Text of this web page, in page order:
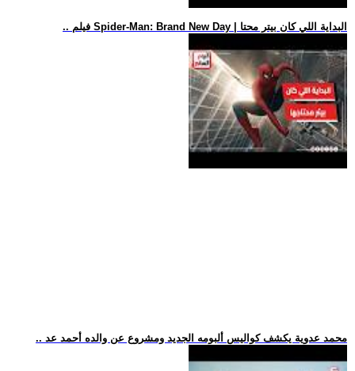
.. فيلم Spider-Man: Brand New Day | البداية اللي كان بيتر محتا
.. محمد عدوية يكشف كواليس ألبومه الجديد ومشروع عن والده أحمد عد